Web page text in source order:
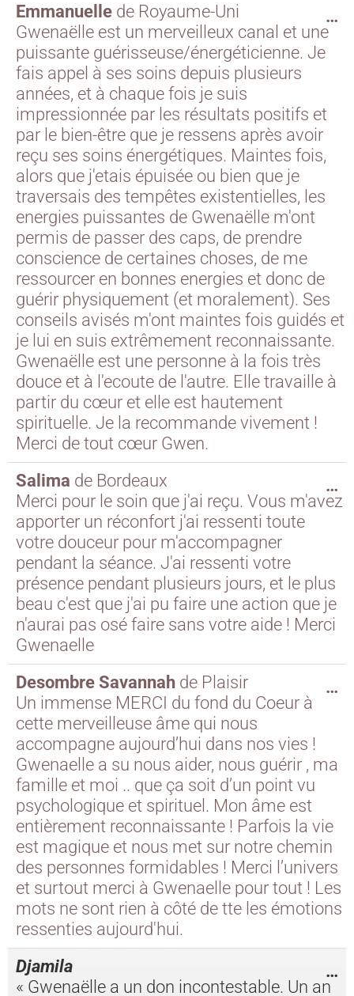
Emmanuelle de Royaume-Uni
Gwenaëlle est un merveilleux canal et une
puissante guérisseuse/énergéticienne. Je
fais appel à ses soins depuis plusieurs
années, et à chaque fois je suis
impressionnée par les résultats positifs et
par le bien-être que je ressens après avoir
reçu ses soins énergétiques. Maintes fois,
alors que j'etais épuisée ou bien que je
traversais des tempêtes existentielles, les
energies puissantes de Gwenaëlle m'ont
permis de passer des caps, de prendre
conscience de certaines choses, de me
ressourcer en bonnes energies et donc de
guérir physiquement (et moralement). Ses
conseils avisés m'ont maintes fois guidés et
je lui en suis extrêmement reconnaissante.
Gwenaëlle est une personne à la fois très
douce et à l'ecoute de l'autre. Elle travaille à
partir du cœur et elle est hautement
spirituelle. Je la recommande vivement !
Merci de tout cœur Gwen.
…
Salima de Bordeaux
Merci pour le soin que j'ai reçu. Vous m'avez
apporter un réconfort j'ai ressenti toute
votre douceur pour m'accompagner
pendant la séance. J'ai ressenti votre
présence pendant plusieurs jours, et le plus
beau c'est que j'ai pu faire une action que je
n'aurai pas osé faire sans votre aide ! Merci
Gwenaelle
…
Desombre Savannah de Plaisir
Un immense MERCI du fond du Coeur à
cette merveilleuse âme qui nous
accompagne aujourd’hui dans nos vies !
Gwenaelle a su nous aider, nous guérir , ma
famille et moi .. que ça soit d’un point vu
psychologique et spirituel. Mon âme est
entièrement reconnaissante ! Parfois la vie
est magique et nous met sur notre chemin
des personnes formidables ! Merci l’univers
et surtout merci à Gwenaelle pour tout ! Les
mots ne sont rien à côté de tte les émotions
ressenties aujourd'hui.
…
Djamila
« Gwenaëlle a un don incontestable. Un an
…